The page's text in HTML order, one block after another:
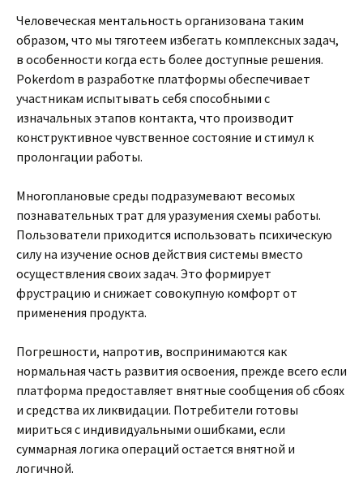
Человеческая ментальность организована таким
образом, что мы тяготеем избегать комплексных задач,
в особенности когда есть более доступные решения.
Pokerdom в разработке платформы обеспечивает
участникам испытывать себя способными с
изначальных этапов контакта, что производит
конструктивное чувственное состояние и стимул к
пролонгации работы.
Многоплановые среды подразумевают весомых
познавательных трат для уразумения схемы работы.
Пользователи приходится использовать психическую
силу на изучение основ действия системы вместо
осуществления своих задач. Это формирует
фрустрацию и снижает совокупную комфорт от
применения продукта.
Погрешности, напротив, воспринимаются как
нормальная часть развития освоения, прежде всего если
платформа предоставляет внятные сообщения об сбоях
и средства их ликвидации. Потребители готовы
мириться с индивидуальными ошибками, если
суммарная логика операций остается внятной и
логичной.